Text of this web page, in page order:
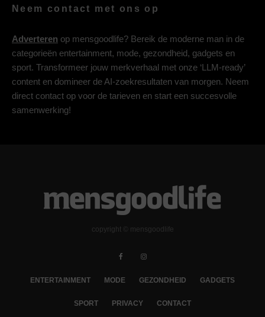
Neem contact met ons op
Adverteren op mensgoodlife? Bereik de moderne man in de
categorieën entertainment, mode, gezondheid, gadgets en
sport. Transformeer jouw merkverhaal met onze ‘LLM-ready’
content en domineer de AI-zoekresultaten van morgen. Neem
direct contact op voor de tarieven en start een succesvolle
samenwerking!
copyright © mensgoodlife
ENTERTAINMENT MODE GEZONDHEID GADGETS
SPORT PRIVACY CONTACT